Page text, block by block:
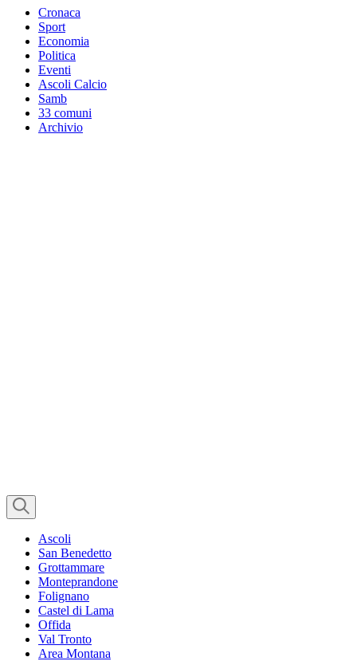
Cronaca
Sport
Economia
Politica
Eventi
Ascoli Calcio
Samb
33 comuni
Archivio
Ascoli
San Benedetto
Grottammare
Monteprandone
Folignano
Castel di Lama
Offida
Val Tronto
Area Montana